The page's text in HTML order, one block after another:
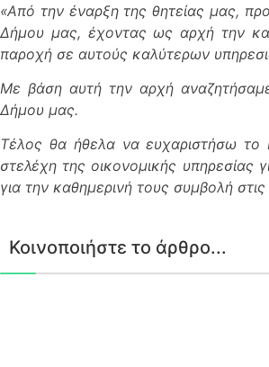
«Από την έναρξη της θητείας μας,
Δήμου μας, έχοντας ως αρχή την
παροχή σε αυτούς καλύτερων
Με βάση αυτή την αρχή
Δήμου μας.
Τέλος θα ήθελα να ευχαριστήσω το
στελέχη της οικονομικής
για την καθημερινή τους συμβολή
Κοινοποιήστε το άρθρο...